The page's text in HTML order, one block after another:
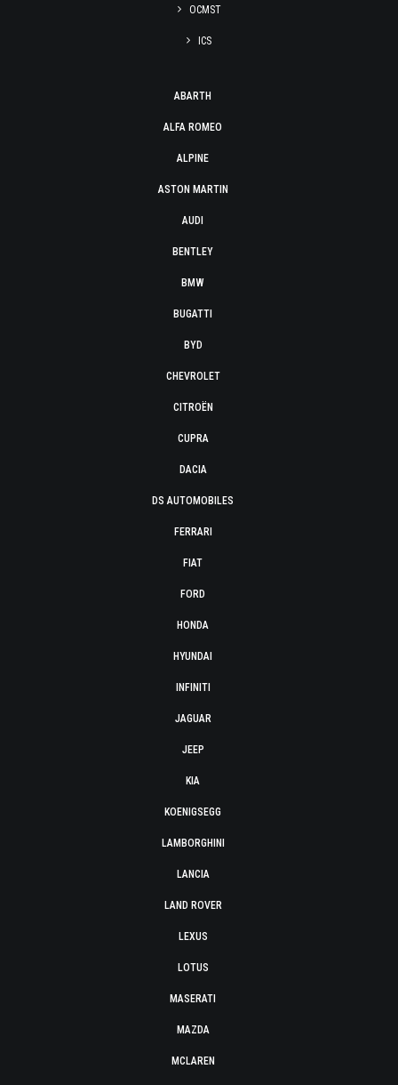
OCMST
ICS
ABARTH
ALFA ROMEO
ALPINE
ASTON MARTIN
AUDI
BENTLEY
BMW
BUGATTI
BYD
CHEVROLET
CITROËN
CUPRA
DACIA
DS AUTOMOBILES
FERRARI
FIAT
FORD
HONDA
HYUNDAI
INFINITI
JAGUAR
JEEP
KIA
KOENIGSEGG
LAMBORGHINI
LANCIA
LAND ROVER
LEXUS
LOTUS
MASERATI
MAZDA
MCLAREN